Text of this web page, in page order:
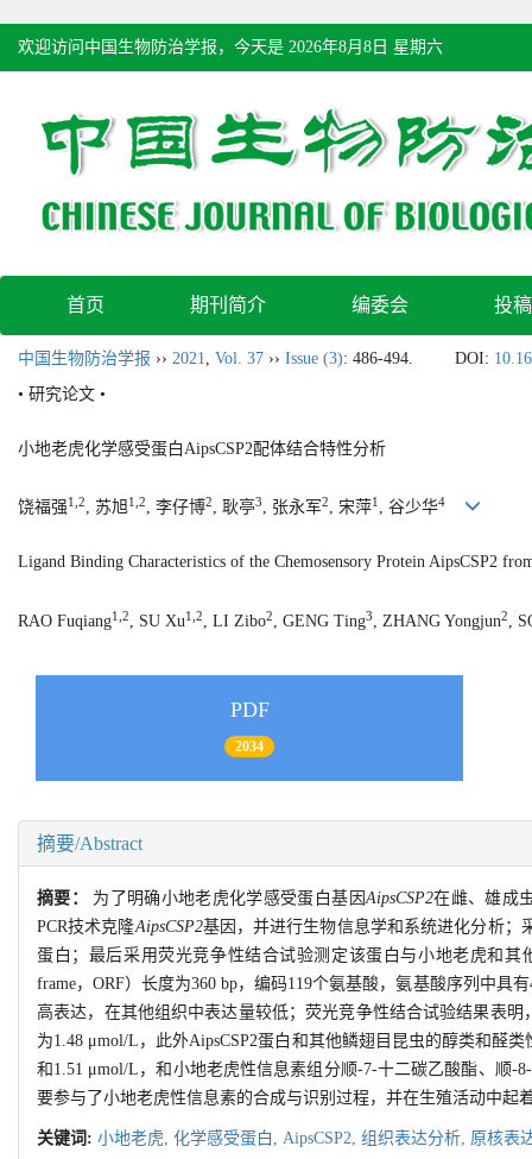
欢迎访问中国生物防治学报，今天是 2026年8月8日 星期六
首页 期刊简介 编委会 投
中国生物防治学报 ›› 2021, Vol. 37 ›› Issue (3): 486-494. DOI:
• 研究论文 •
小地老虎化学感受蛋白AipsCSP2配体结合特性分析
饶福强1,2, 苏旭1,2, 李仔博2, 耿亭3, 张永军2, 宋萍1 , 谷少华4
Ligand Binding Characteristics of the Chemosensory Protein AipsCSP2
RAO Fuqiang1,2 , SU Xu1,2 , LI Zibo2 , GENG Ting3 , ZHANG Yongjun2 ,
PDF
2034
摘要/Abstract
摘要： 为了明确小地老虎化学感受蛋白基因AipsCSP2在雌、雄成
PCR技术克隆AipsCSP2基因，并进行生物信息学和系统进化分析；
蛋白；最后采用荧光竞争性结合试验测定该蛋白与小地老虎和
frame，ORF）长度为360 bp，编码119个氨基酸，氨基酸序列中
高表达，在其他组织中表达量较低；荧光竞争性结合试验结果表
为1.48 μmol/L，此外AipsCSP2蛋白和其他鳞翅目昆虫的醇类和醛
和1.51 μmol/L，和小地老虎性信息素组分顺-7-十二碳乙酸酯、顺-
要参与了小地老虎性信息素的合成与识别过程，并在生殖活动中起
关键词: 小地老虎, 化学感受蛋白, AipsCSP2, 组织表达分析, 原核表